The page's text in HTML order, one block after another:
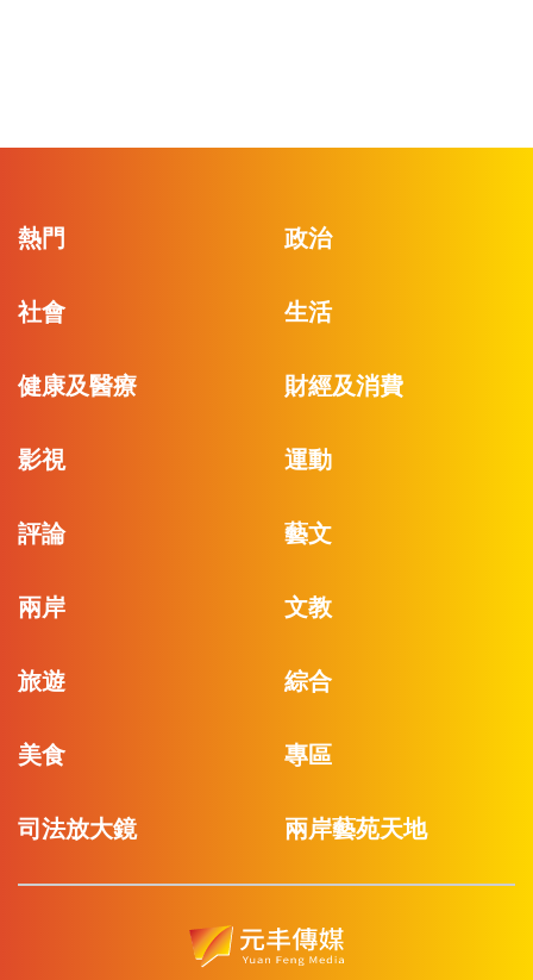
熱門 政治
社會 生活
健康及醫療 財經及消費
影視 運動
評論 藝文
兩岸 文教
旅遊 綜合
美食 專區
司法放大鏡 兩岸藝苑天地